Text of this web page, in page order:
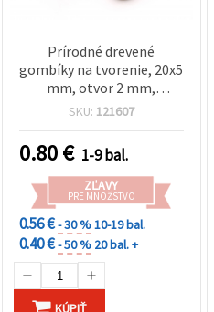
Prírodné drevené
gombíky na tvorenie, 20x5
mm, otvor 2 mm,
prírodná farba - 10 ks
SKU: 121607
0.80€ 1-9 bal.
ZĽAVY
PRE MNOŽSTVO
0.56 €- 30 %10-19 bal.
0.40 €- 50 % 20 bal. +
KÚPIŤ